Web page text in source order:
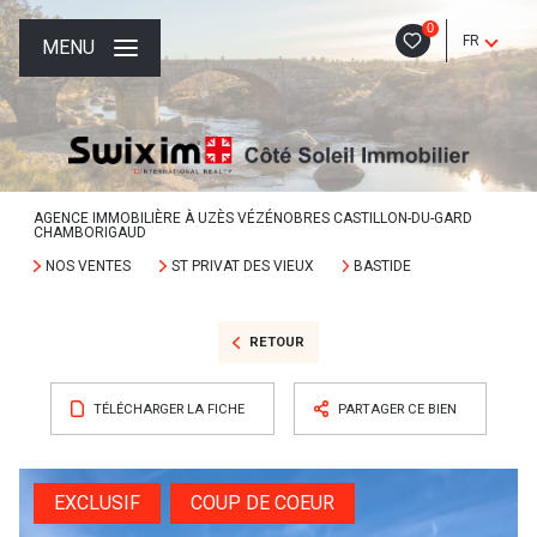
0
FR
MENU
AGENCE IMMOBILIÈRE À UZÈS VÉZÉNOBRES CASTILLON-DU-GARD
CHAMBORIGAUD
NOS VENTES
ST PRIVAT DES VIEUX BASTIDE
RETOUR
TÉLÉCHARGER LA FICHE PARTAGER CE BIEN
EXCLUSIF COUP DE COEUR